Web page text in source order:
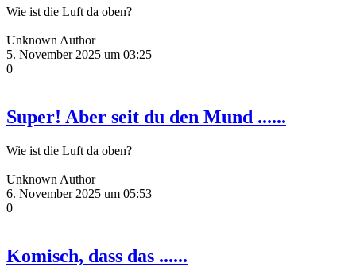
Wie ist die Luft da oben?
Unknown Author
5. November 2025 um 03:25
0
Super! Aber seit du den Mund ......
Wie ist die Luft da oben?
Unknown Author
6. November 2025 um 05:53
0
Komisch, dass das ......